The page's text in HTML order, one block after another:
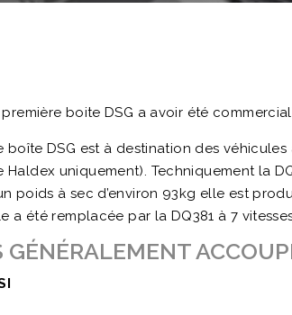
boite DSG a avoir été
boîte DSG est à destination des
Haldex uniquement). Techniquement la
poids à sec d’environ 93kg elle est
a été remplacée par la DQ381 à 7
GÉNÉRALEMENT